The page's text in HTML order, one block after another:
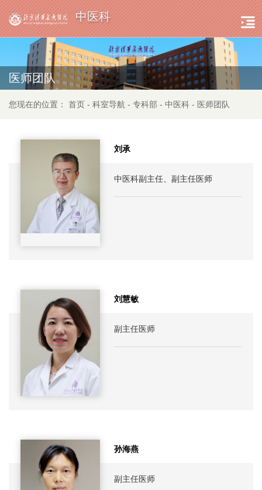
中医科
医师团队
您现在的位置： 首页 - 科室导航 - 专科部 - 中医科 - 医师团队
刘承
中医科副主任、副主任医师
刘慧敏
副主任医师
孙海燕
副主任医师